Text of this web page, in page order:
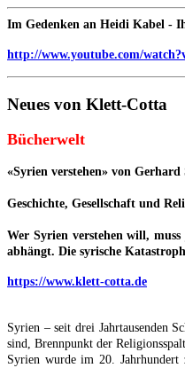
Im Gedenken an Heidi Kabel -
http://www.youtube.com/
Neues von Klett-Cotta
Bücherwelt
«Syrien verstehen» von
Geschichte, Gesellschaft und
Wer Syrien verstehen will,
abhängt. Die syrische
https://www.klett-cotta.de
Syrien – seit drei Jahrtausenden
sind, Brennpunkt der
Syrien wurde im 20. Jahrhundert